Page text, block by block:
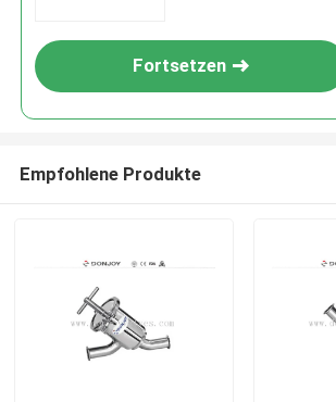
Fortsetzen
Empfohlene Produkte